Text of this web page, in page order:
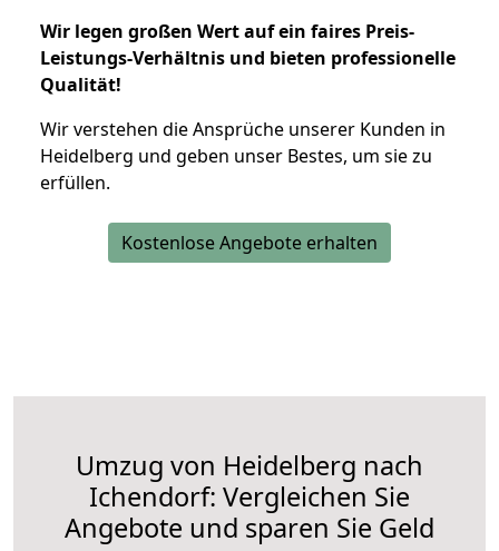
Wir legen großen Wert auf ein faires Preis-
Leistungs-Verhältnis und bieten professionelle
Qualität!
Wir verstehen die Ansprüche unserer Kunden in
Heidelberg und geben unser Bestes, um sie zu
erfüllen.
Kostenlose Angebote erhalten
Umzug von Heidelberg nach
Ichendorf: Vergleichen Sie
Angebote und sparen Sie Geld